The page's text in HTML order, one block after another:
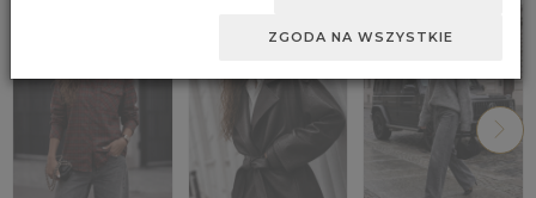
ZGODA NA WSZYSTKIE